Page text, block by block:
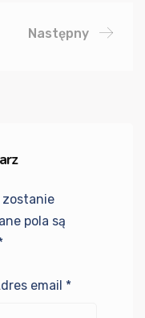
Następny
zostanie
pola są
email *